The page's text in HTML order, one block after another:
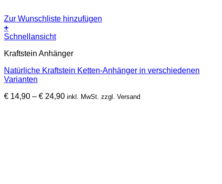
Zur Wunschliste hinzufügen
+
Dieses
weist
Varianten
auf.
Optionen
Schnellansicht
Kraftstein Anhänger
Natürliche Kraftstein Ketten-Anhänger in verschiedenen
Varianten
€ 14,90 – € 24,90Preisspanne:
inkl. MwSt. zzgl. Versand